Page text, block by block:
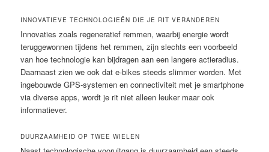
INNOVATIEVE TECHNOLOGIEËN DIE JE RIT VERANDEREN
Innovaties zoals regeneratief remmen, waarbij energie wordt
teruggewonnen tijdens het remmen, zijn slechts een voorbeeld
van hoe technologie kan bijdragen aan een langere actieradius.
Daarnaast zien we ook dat e-bikes steeds slimmer worden. Met
ingebouwde GPS-systemen en connectiviteit met je smartphone
via diverse apps, wordt je rit niet alleen leuker maar ook
informatiever.
DUURZAAMHEID OP TWEE WIELEN